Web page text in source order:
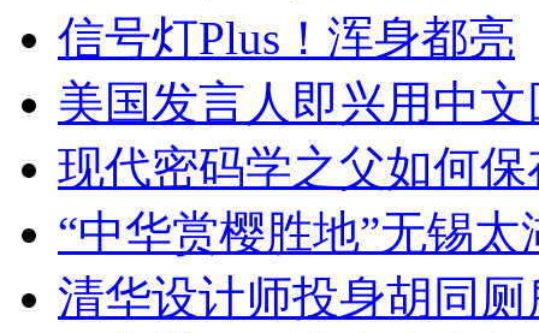
信号灯Plus！浑身都亮
美国发言人即兴用中
现代密码学之父如何
“中华赏樱胜地”无锡
清华设计师投身胡同